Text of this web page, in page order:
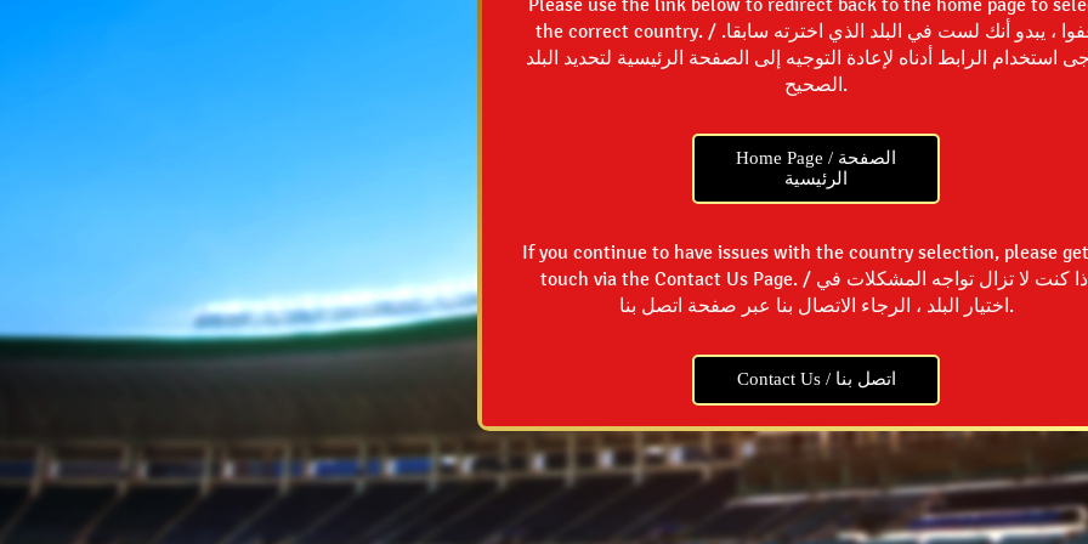
the correct country. / عفوا ، يبدو أنك لست في البلد الذي اخترته سابقا.
استخدام الرابط أدناه لإعادة التوجيه إلى الصفحة الرئيسية لتحديد البلد
الصحيح.
Home Page / الصفحة
الرئيسية
If you continue to have issues with the country selection, please
touch via the Contact Us Page. / إذا كنت لا تزال تواجه المشكلات في
اختيار البلد ، الرجاء الاتصال بنا عبر صفحة اتصل بنا.
Contact Us / اتصل بنا